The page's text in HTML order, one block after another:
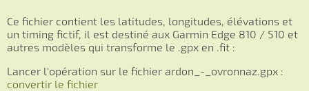
Ce fichier contient les latitudes, longitudes, élévations et
un timing fictif, il est destiné aux Garmin Edge 810 / 510 et
autres modèles qui transforme le .gpx en .fit :
Lancer l'opération sur le fichier ardon_-_ovronnaz.gpx :
convertir le fichier